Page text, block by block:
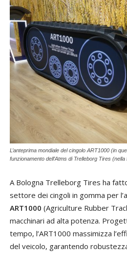
L’anteprima mondiale del cingolo ART1000 (in
funzionamento dell’Atms di Trelleborg Tires
A Bologna Trelleborg Tires ha
settore dei cingoli in gomma per
ART1000 (Agriculture Rubber
macchinari ad alta potenza.
tempo, l’ART1000 massimizza
del veicolo, garantendo